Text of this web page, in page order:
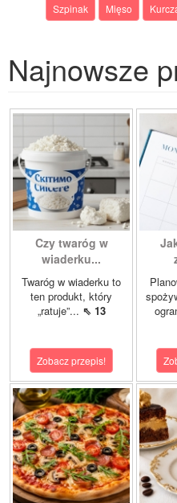
Szpinak Mięso
Najnowsze
Czy twaróg w
wiaderku...
Twaróg w wiaderku to
ten produkt, który
„ratuje”... ⇖ 13
Zobacz przepis!